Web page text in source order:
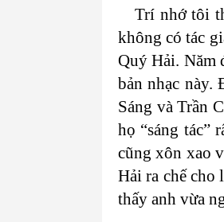
Trí nhớ tôi
không có tác
Quý Hải. Năm
bản nhạc này.
Sáng và Trần
họ “sáng tác”
cũng xôn xao
Hải ra chế cho
thấy anh vừa